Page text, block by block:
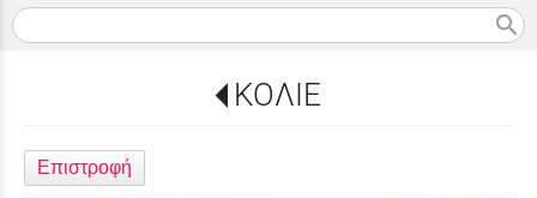
search
ΚΟΛΙΕ
Επιστροφή